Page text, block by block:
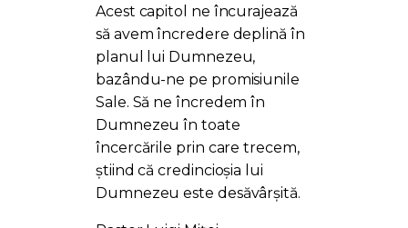
Acest capitol ne încurajează
să avem încredere deplină în
planul lui Dumnezeu,
bazându-ne pe promisiunile
Sale. Să ne încredem în
Dumnezeu în toate
încercările prin care trecem,
știind că credincioșia lui
Dumnezeu este desăvârșită.